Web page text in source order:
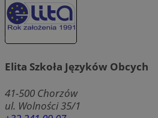
Elita Szkoła Języków Obcych
41-500 Chorzów
ul. Wolności 35/1